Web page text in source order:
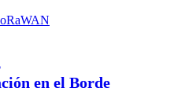
en el Borde